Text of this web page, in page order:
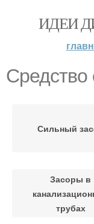
ИДЕИ
Средство
Сильный
Засоры в
трубах